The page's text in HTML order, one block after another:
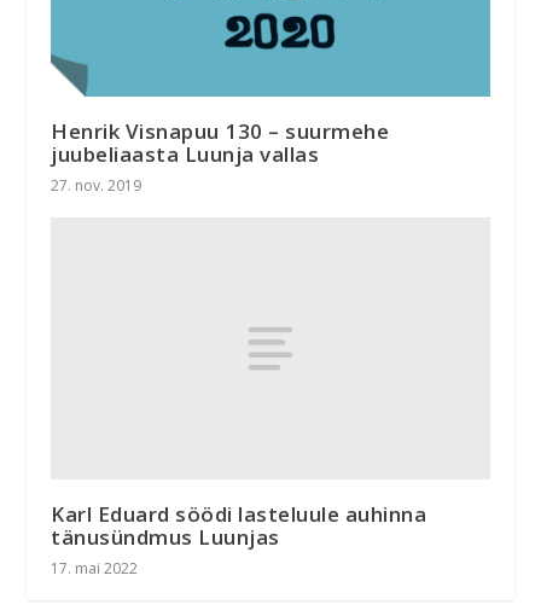
Henrik Visnapuu 130 – suurmehe
juubeliaasta Luunja vallas
27. nov. 2019
Karl Eduard söödi lasteluule auhinna
tänusündmus Luunjas
17. mai 2022